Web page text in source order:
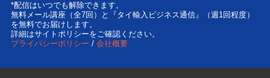
*配信はいつでも解除できます。
無料メール講座（全7回）と『タイ輸入ビジネス通信』（週1回程度）
を無料でお届けします。
詳細はサイトポリシーをご確認ください。
プライバシーポリシー / 会社概要